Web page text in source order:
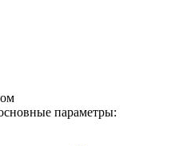
параметры: